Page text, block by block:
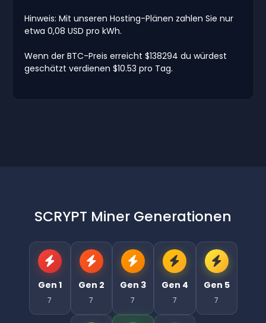
Hinweis: Mit unseren Hosting-Plänen zahlen Sie nur
etwa 0,08 USD pro kWh.
Wenn der BTC-Preis erreicht $138294 du würdest
geschätzt verdienen $10.53 pro Tag.
SCRYPT Miner Generationen
Gen 1
7
Gen 2
7
Gen 3
7
Gen 4
7
Gen 5
7